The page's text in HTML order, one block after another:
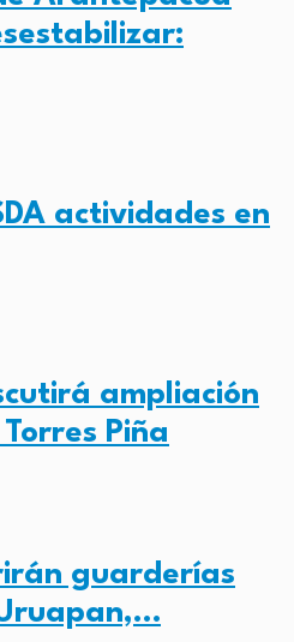
actividades en
ampliación
Piña
guarderías